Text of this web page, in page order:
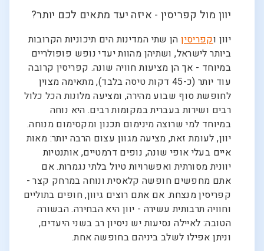
יוון מול קפריסין - איזה יעד מתאים לכם יותר?
יוון וקפריסיןהן שתי המדינות הים תיכוניות הקרובות
ביותר לישראל, ושתיהן מהוות יעדי נופש פופולריים
במיוחד - אך הן מציעות חוויה שונה. קפריסין קרובה
עוד יותר (כ-45 דקות טיסה בלבד), מתאימה מצוין
לחופשת סוף שבוע מהירה, ומציעה מלונות הכל כלול
רבים ושירות בעברית במקומות רבים. היא נוחה
במיוחד למי שרוצה מינימום תכנון ומקסימום מנוחה.
יוון, לעומת זאת, מציעה מגוון עצום הרבה יותר: מאות
איים בעלי אופי שונה, נופים דרמטיים, אותנטיות
יוונית מסורתית ואפשרויות טיול בלתי נגמרות. אם
אתם מחפשים חופשה קלאסית ונוחה במרחק קצר -
קפריסין מנצחת. אם אתם רוצים גיוון, חופים בתוליים
וחוויה תרבותית עשירה - יוון היא הבחירה. הבשורה
הטובה: לאיילה נסיעות יש ניסיון רב בשני היעדים,
וניתן אפילו לשלב ביניהם בחופשה אחת.